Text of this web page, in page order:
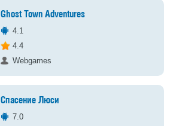
Ghost Town Adventures
4.1
4.4
Webgames
Спасение Люси
7.0